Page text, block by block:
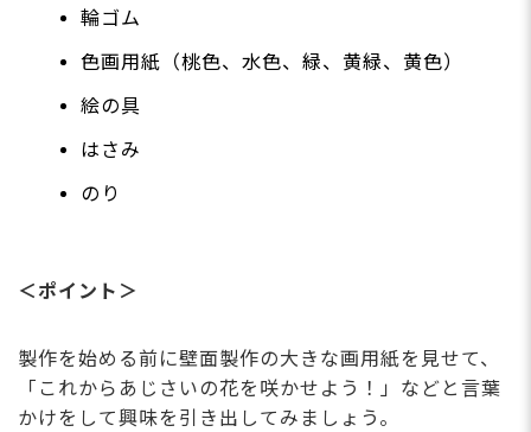
輪ゴム
色画用紙（桃色、水色、緑、黄緑、黄色）
絵の具
はさみ
のり
＜ポイント＞
製作を始める前に壁面製作の大きな画用紙を見せて、
「これからあじさいの花を咲かせよう！」などと言葉
かけをして興味を引き出してみましょう。